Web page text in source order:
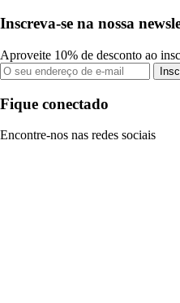
Inscreva-se na nossa
Aproveite 10% de desconto ao
Fique conectado
Encontre-nos nas redes sociais